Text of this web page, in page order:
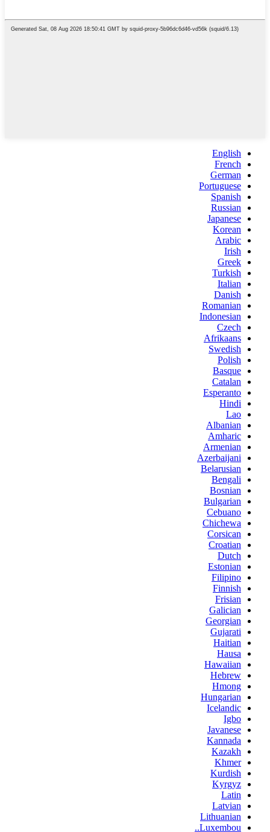
English
French
German
Portuguese
Spanish
Russian
Japanese
Korean
Arabic
Irish
Greek
Turkish
Italian
Danish
Romanian
Indonesian
Czech
Afrikaans
Swedish
Polish
Basque
Catalan
Esperanto
Hindi
Lao
Albanian
Amharic
Armenian
Azerbaijani
Belarusian
Bengali
Bosnian
Bulgarian
Cebuano
Chichewa
Corsican
Croatian
Dutch
Estonian
Filipino
Finnish
Frisian
Galician
Georgian
Gujarati
Haitian
Hausa
Hawaiian
Hebrew
Hmong
Hungarian
Icelandic
Igbo
Javanese
Kannada
Kazakh
Khmer
Kurdish
Kyrgyz
Latin
Latvian
Lithuanian
Luxembou..